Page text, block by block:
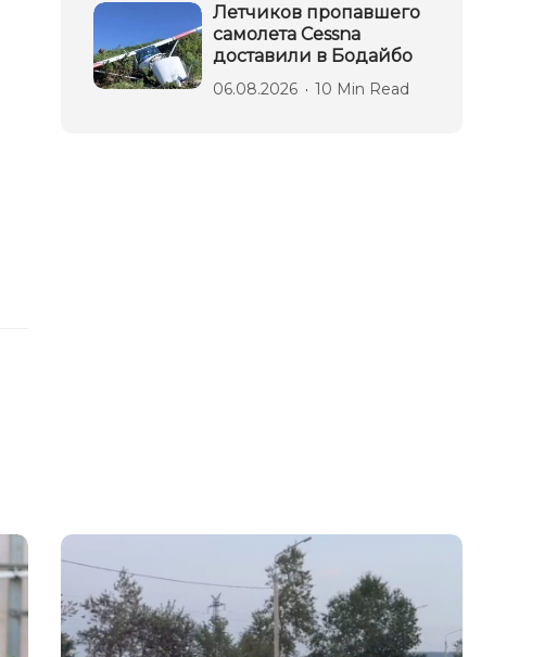
Летчиков пропавшего
самолета Cessna
доставили в Бодайбо
06.08.2026 10 Min Read